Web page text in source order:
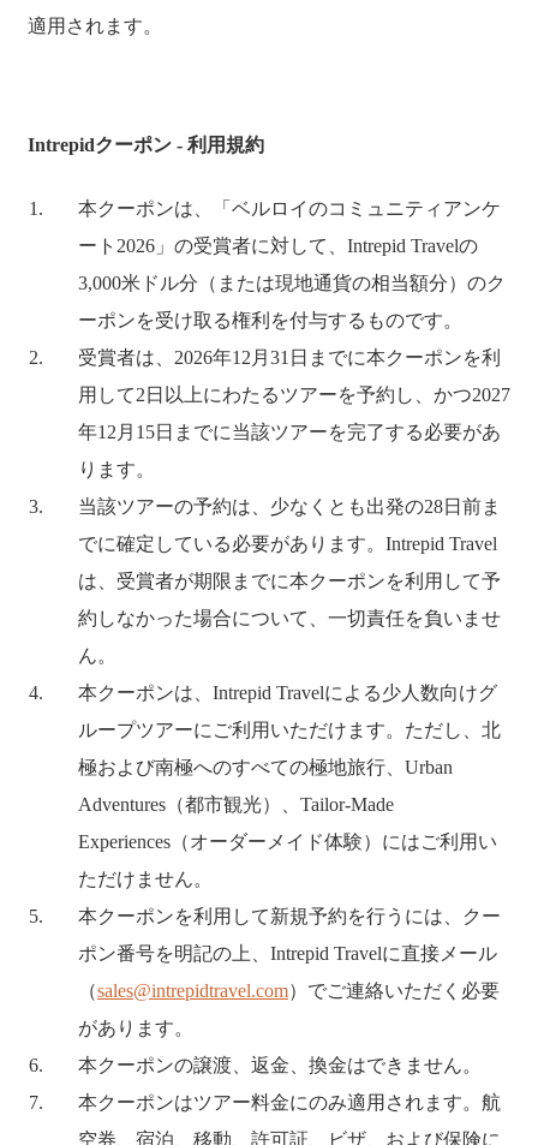
適用されます。
Intrepidクーポン - 利用規約
本クーポンは、「ベルロイのコミュニティアンケ
ート2026」の受賞者に対して、Intrepid Travelの
3,000米ドル分（または現地通貨の相当額分）のク
ーポンを受け取る権利を付与するものです。
受賞者は、2026年12月31日までに本クーポンを利
用して2日以上にわたるツアーを予約し、かつ2027
年12月15日までに当該ツアーを完了する必要があ
ります。
当該ツアーの予約は、少なくとも出発の28日前ま
でに確定している必要があります。Intrepid Travel
は、受賞者が期限までに本クーポンを利用して予
約しなかった場合について、一切責任を負いませ
ん。
本クーポンは、Intrepid Travelによる少人数向けグ
ループツアーにご利用いただけます。ただし、北
極および南極へのすべての極地旅行、Urban
Adventures（都市観光）、Tailor-Made
Experiences（オーダーメイド体験）にはご利用い
ただけません。
本クーポンを利用して新規予約を行うには、クー
ポン番号を明記の上、Intrepid Travelに直接メール
（sales@intrepidtravel.com）でご連絡いただく必要
があります。
本クーポンの譲渡、返金、換金はできません。
本クーポンはツアー料金にのみ適用されます。航
空券、宿泊、移動、許可証、ビザ、および保険に